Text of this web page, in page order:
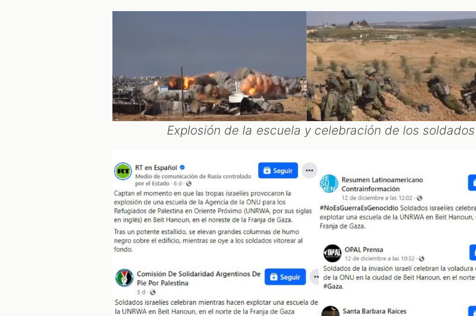
Explosión de la escuela y celebración de los soldados